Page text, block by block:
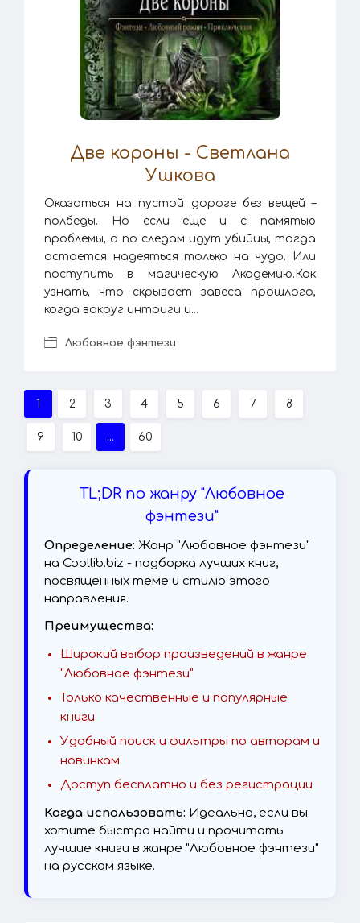
Две короны - Светлана
Ушкова
Оказаться на пустой дороге без вещей –
полбеды. Но если еще и с памятью
проблемы, а по следам идут убийцы, тогда
остается надеяться только на чудо. Или
поступить в магическую Академию.Как
узнать, что скрывает завеса прошлого,
когда вокруг интриги и...
Любовное фэнтези
1 2 3 4 5 6 7 8
9 10 ... 60
TL;DR по жанру "Любовное
фэнтези"
Определение: Жанр "Любовное фэнтези"
на Coollib.biz - подборка лучших книг,
посвященных теме и стилю этого
направления.
Преимущества:
Широкий выбор произведений в жанре
"Любовное фэнтези"
Только качественные и популярные
книги
Удобный поиск и фильтры по авторам и
новинкам
Доступ бесплатно и без регистрации
Когда использовать: Идеально, если вы
хотите быстро найти и прочитать
лучшие книги в жанре "Любовное фэнтези"
на русском языке.